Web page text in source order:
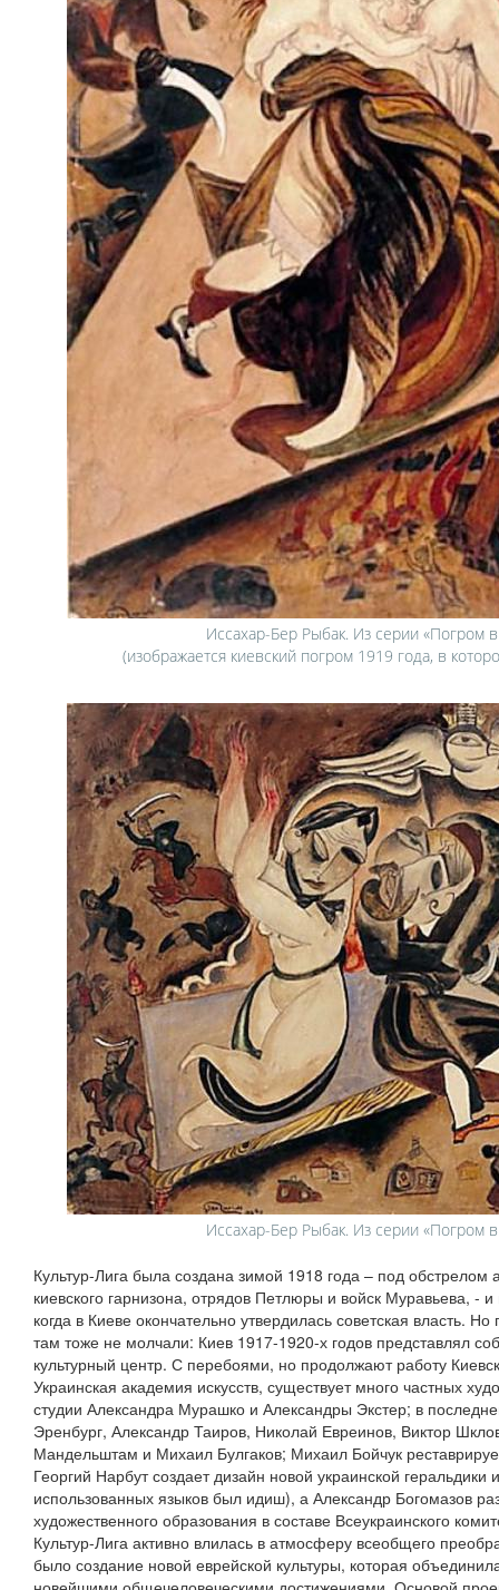
Иссахар-Бер Рыбак. Из серии «Погром
(изображается киевский погром 1919 года, в
Иссахар-Бер Рыбак. Из серии «Погром
Культур-Лига была создана зимой 1918 года – под обстрелом
киевского гарнизона, отрядов Петлюры и войск Муравьева, -
когда в Киеве окончательно утвердилась советская власть.
там тоже не молчали: Киев 1917-1920-х годов представлял
культурный центр. С перебоями, но продолжают работу
Украинская академия искусств, существует много частных
студии Александра Мурашко и Александры Экстер; в
Эренбург, Александр Таиров, Николай Евреинов, Виктор
Мандельштам и Михаил Булгаков; Михаил Бойчук
Георгий Нарбут создает дизайн новой украинской
использованных языков был идиш), а Александр Богомазов
художественного образования в составе Всеукраинского
Культур-Лига активно влилась в атмосферу всеобщего
было создание новой еврейской культуры, которая